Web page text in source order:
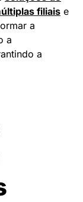
filiais e
a
a
a